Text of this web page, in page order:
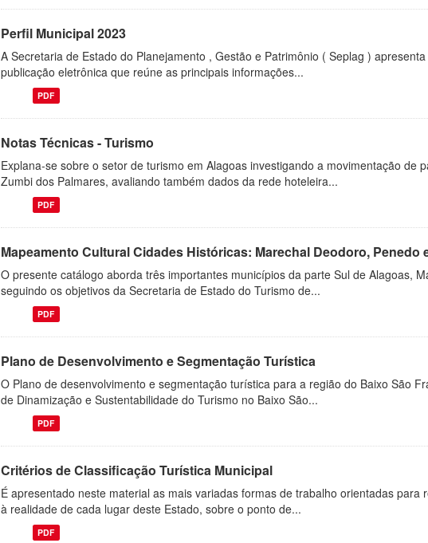
Perfil Municipal 2023
A Secretaria de Estado do Planejamento , Gestão e Patrimônio ( Seplag )
publicação eletrônica que reúne as principais informações...
PDF
Notas Técnicas - Turismo
Explana-se sobre o setor de turismo em Alagoas investigando a movimentação de
Zumbi dos Palmares, avaliando também dados da rede hoteleira...
PDF
Mapeamento Cultural Cidades Históricas: Marechal Deodoro, Penedo
O presente catálogo aborda três importantes municípios da parte Sul de Alagoas,
seguindo os objetivos da Secretaria de Estado do Turismo de...
PDF
Plano de Desenvolvimento e Segmentação Turística
O Plano de desenvolvimento e segmentação turística para a região do Baixo São
de Dinamização e Sustentabilidade do Turismo no Baixo São...
PDF
Critérios de Classificação Turística Municipal
É apresentado neste material as mais variadas formas de trabalho orientadas para
à realidade de cada lugar deste Estado, sobre o ponto de...
PDF